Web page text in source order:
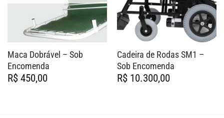
Maca Dobrável – Sob
Encomenda
R$450,00
Cadeira de Rodas SM1 –
Sob Encomenda
R$10.300,00